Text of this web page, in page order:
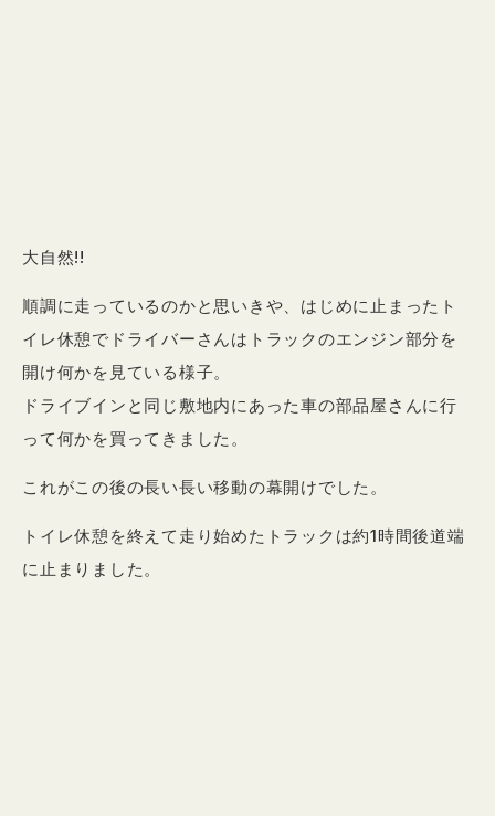
大自然!!
順調に走っているのかと思いきや、はじめに止まったト
イレ休憩でドライバーさんはトラックのエンジン部分を
開け何かを見ている様子。
ドライブインと同じ敷地内にあった車の部品屋さんに行
って何かを買ってきました。
これがこの後の長い長い移動の幕開けでした。
トイレ休憩を終えて走り始めたトラックは約1時間後道端
に止まりました。